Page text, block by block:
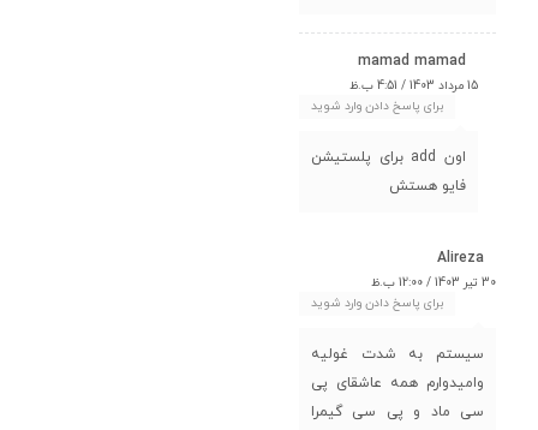
mamad mamad
15 مرداد 1403 / 4:51 ب.ظ
برای پاسخ دادن وارد شوید
اون add برای پلستیشن
فایو هستش
Alireza
30 تیر 1403 / 12:00 ب.ظ
برای پاسخ دادن وارد شوید
سیستم به شدت غولیه
وامیدوارم همه عاشقای پی
سی ماد و پی سی گیمرا